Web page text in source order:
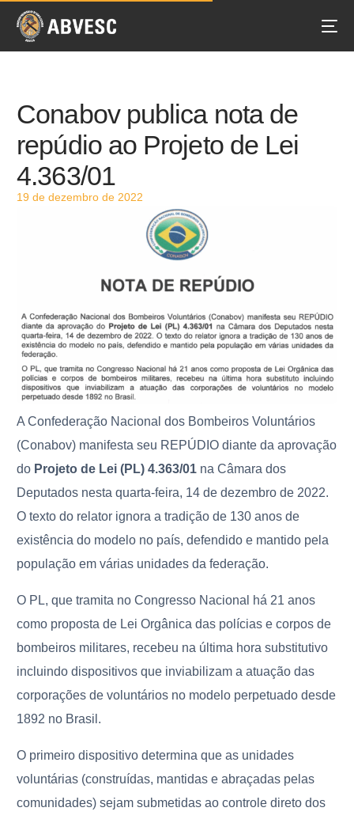
Conabov publica nota de
repúdio ao Projeto de Lei
4.363/01
19 de dezembro de 2022
A Confederação Nacional dos Bombeiros Voluntários
(Conabov) manifesta seu REPÚDIO diante da aprovação
do Projeto de Lei (PL) 4.363/01 na Câmara dos
Deputados nesta quarta-feira, 14 de dezembro de 2022.
O texto do relator ignora a tradição de 130 anos de
existência do modelo no país, defendido e mantido pela
população em várias unidades da federação.
O PL,que tramita no Congresso Nacional há 21 anos
como proposta de Lei Orgânica das polícias e corpos de
bombeiros militares, recebeu na última hora substitutivo
incluindo dispositivos que inviabilizam a atuação das
corporações de voluntários no modelo perpetuado desde
1892 no Brasil.
O primeiro dispositivo determina que as unidades
voluntárias (construídas, mantidas e abraçadas pelas
comunidades) sejam submetidas ao controle direto dos